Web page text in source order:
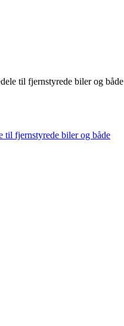
til fjernstyrede biler og både
til fjernstyrede biler og både